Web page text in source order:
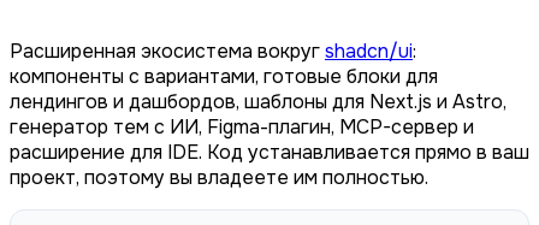
Расширенная экосистема вокругshadcn/ui:
компоненты с вариантами, готовые блоки для
лендингов и дашбордов, шаблоны для Next.js и Astro,
генератор тем с ИИ, Figma-плагин, MCP-сервер и
расширение для IDE. Код устанавливается прямо в ваш
проект, поэтому вы владеете им полностью.